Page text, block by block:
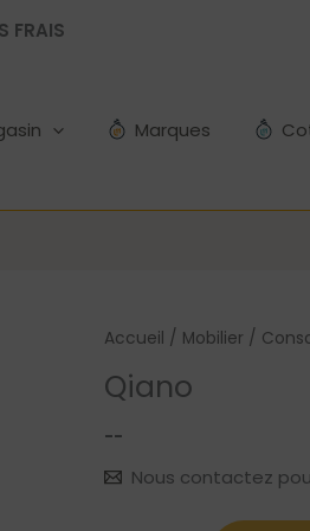
FRAIS
Marques
Accueil / Mobilier /
Qiano
--
Nous contactez